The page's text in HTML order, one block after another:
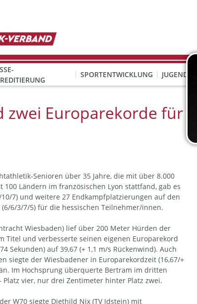
SPORTENTWICKLUNG JUGEND
zwei Europarekorde für
Senioren über 35 Jahre, die mit über 8.000
100 Ländern im französischen Lyon stattfand, gab es
7) und weitere 27 Endkampfplatzierungen auf den
(6/6/3/7/5) für die hessischen Teilnehmer/innen.
Wiesbaden) lief über 200 Meter Hürden der
Titel und verbesserte seinen eigenen Europarekord
Sekunden) auf 39,67 (+ 1,1 m/s Rückenwind). Auch
siegte der Wiesbadener in Europarekordzeit (16,67/+
Im Hochsprung überquerte Bertram im dritten
Platz vier, nur drei Zentimeter hinter Platz zwei.
W70 siegte Diethild Nix (TV Idstein) mit